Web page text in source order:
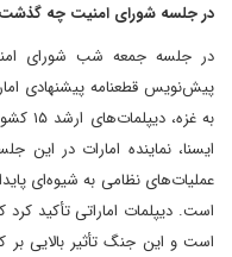
در جلسه شورای امنیت چه
در جلسه جمعه شب شورای
پیش‌نویس قطعنامه پیشنهادی
به
ایسنا، نماینده امارات در
عملیات‌های نظامی به شیوه‌ای
است. دیپلمات اماراتی تأکید
است و این جنگ تأثیر بالایی بر